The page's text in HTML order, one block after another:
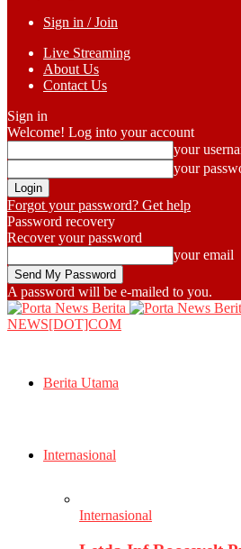
Sign in / Join
Live Streaming
About Us
Contact Us
Sign in
Welcome! Log into your account
your
your
Forgot your password? Get help
Password recovery
Recover your password
your email
A password will be e-mailed to you.
NEWS[DOT]COM
Berita Utama
Internasional
Internasional